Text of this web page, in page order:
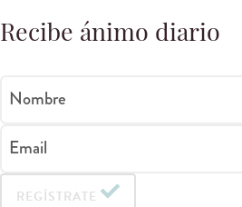
Recibe ánimo diario
Nombre
Email
REGÍSTRATE